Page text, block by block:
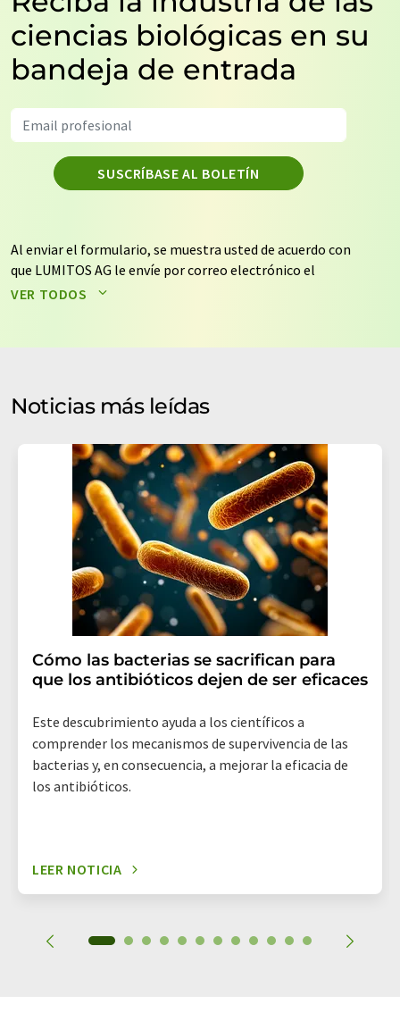
ciencias biológicas en su
bandeja de entrada
SUSCRÍBASE AL BOLETÍN
Al enviar el formulario, se muestra usted de acuerdo con
que LUMITOS AG le envíe por correo electrónico el
boletín o boletines seleccionados anteriormente. Sus
de nuestrapolítica de protección de datos. LUMITOS
electrónico a efectos publicitarios o de investigación de
mercado y opinión. Puede revocar en todo momento su
de indicar los motivos informando por correo postal a
LUMITOS AG, Ernst-Augustin-Str. 2, 12489 Berlín
(Alemania) o por correo electrónico a
revoke@lumitos.com . Además, en cada correo
electrónico se incluye un enlace para anular la
suscripción al boletín informativo correspondiente.
VER TODOS
Noticias más leídas
Cómo las bacterias se sacrifican para
que los antibióticos dejen de ser eficaces
Este descubrimiento ayuda a los científicos a
comprender los mecanismos de supervivencia de las
bacterias y, en consecuencia, a mejorar la eficacia de
los antibióticos.
LEER NOTICIA